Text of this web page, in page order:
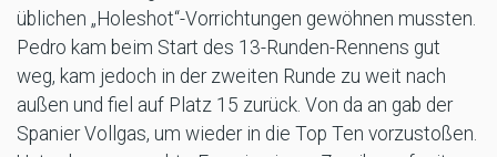
üblichen „Holeshot“-Vorrichtungen gewöhnen mussten.
Pedro kam beim Start des 13-Runden-Rennens gut
weg, kam jedoch in der zweiten Runde zu weit nach
außen und fiel auf Platz 15 zurück. Von da an gab der
Spanier Vollgas, um wieder in die Top Ten vorzustoßen.